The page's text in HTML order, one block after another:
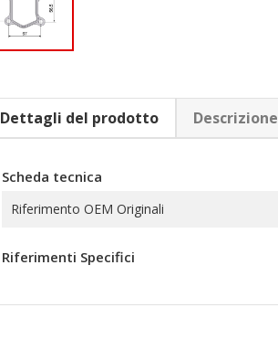
Dettagli del prodotto Descrizione
Scheda tecnica
Riferimento OEM Originali
Riferimenti Specifici